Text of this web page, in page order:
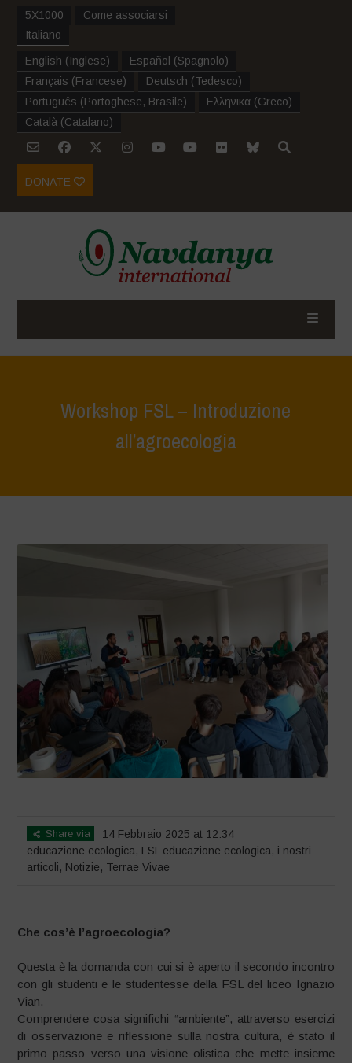
5X1000
Come associarsi
Italiano
English (Inglese) Español (Spagnolo)
Français (Francese) Deutsch (Tedesco)
Português (Portoghese, Brasile) Ελληνικα (Greco)
Català (Catalano)
DONATE
Workshop FSL – Introduzione
all’agroecologia
Share via
14 Febbraio 2025 at 12:34
educazione ecologica, FSL educazione ecologica, i nostri
articoli, Notizie, Terrae Vivae
Che cos’è l’agroecologia?
Questa è la domanda con cui si è aperto il secondo incontro
con gli studenti e le studentesse della FSL del liceo Ignazio
Vian.
Comprendere cosa significhi “ambiente”, attraverso esercizi
di osservazione e riflessione sulla nostra cultura, è stato il
primo passo verso una visione olistica che mette insieme